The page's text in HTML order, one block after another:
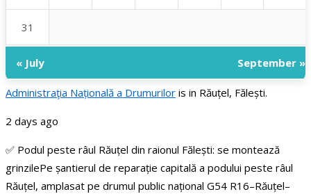
31
« July September »
Administraţia Națională a Drumurilor is in Răuțel, Fălești.
2 days ago
✅ Podul peste râul Răuțel din raionul Fălești: se montează
grinzilePe șantierul de reparație capitală a podului peste râul
Răuțel, amplasat pe drumul public național G54 R16–Răuțel–